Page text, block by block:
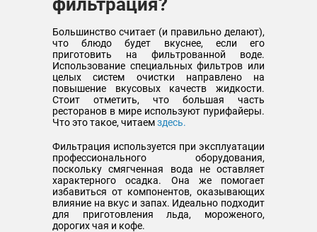
фильтрация?
Большинство считает (и правильно делают),
что блюдо будет вкуснее, если его
приготовить на фильтрованной воде.
Использование специальных фильтров или
целых систем очистки направлено на
повышение вкусовых качеств жидкости.
Стоит отметить, что большая часть
ресторанов в мире используют пурифайеры.
Что это такое, читаемздесь.
Фильтрация используется при эксплуатации
профессионального оборудования,
поскольку смягченная вода не оставляет
характерного осадка. Она же помогает
избавиться от компонентов, оказывающих
влияние на вкус и запах. Идеально подходит
для приготовления льда, мороженого,
дорогих чая и кофе.